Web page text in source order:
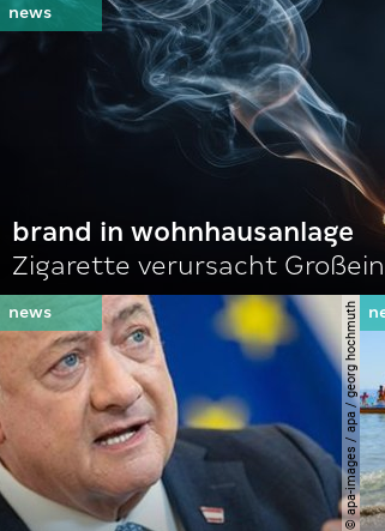
brand in wohnhausanlage
Zigarette verursacht
© apa-images / apa / georg hochmuth